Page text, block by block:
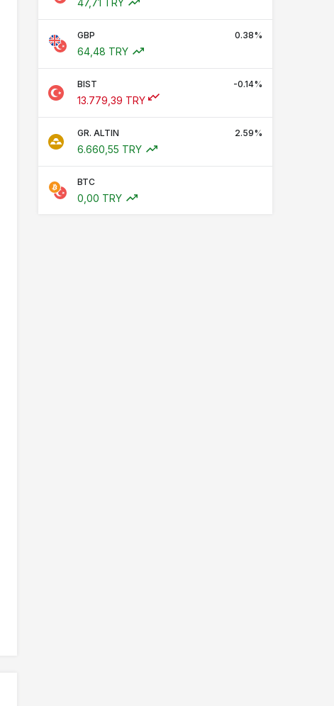
GBP 0.38%
64,48 TRY
BIST -0.14%
13.779,39 TRY
GR. ALTIN 2.59%
6.660,55 TRY
BTC
0,00 TRY